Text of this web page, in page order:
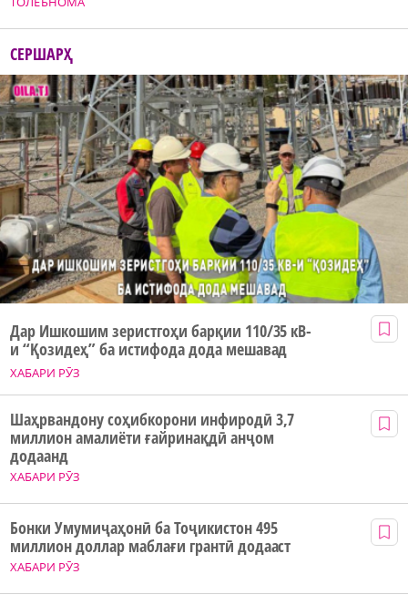
СЕРШАРҲ
ХАБАРИ РӮЗ
Дар Ишкошим зеристгоҳи барқии 110/35 кВ-
и “Қозидеҳ” ба истифода дода мешавад
ХАБАРИ РӮЗ
Шаҳрвандону соҳибкорони инфиродӣ 3,7
миллион амалиёти ғайринақдӣ анҷом
додаанд
ХАБАРИ РӮЗ
Бонки Умумиҷаҳонӣ ба Тоҷикистон 495
миллион доллар маблағи грантӣ додааст